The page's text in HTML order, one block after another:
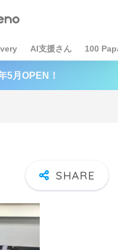
AI支援さん 100
5月OPEN！